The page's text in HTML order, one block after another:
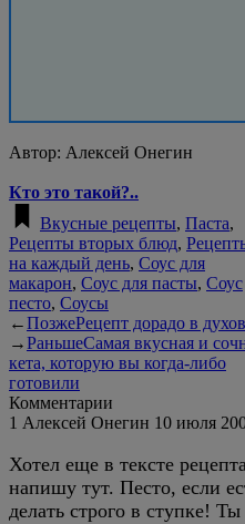
Автор: Алексей Онегин
Кто это такой?..
Вкусные рецепты, Паста,
Рецепты вторых блюд,
на каждый день, Соус для
макарон, Соус для пасты, Соус
песто, Соусы
←ПозжеРецепт дорадо в
→РаньшеСамая вкусная и
кета, которую вы когда-либо
готовили
Комментарии
1 Алексей Онегин 10 июля
Хотел еще в тексте
напишу тут. Песто, если
делать строго в ступке!